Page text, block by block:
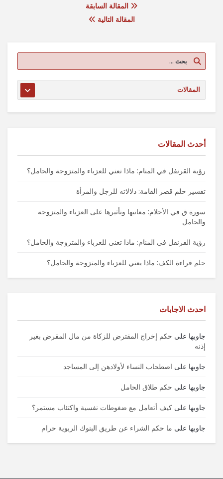
المقالة السابقة
المقالة التالية
أحدث المقالات
رؤية القرنفل في المنام: ماذا تعني للعزباء والمتزوجة والحامل؟
تفسير حلم قصر القامة: دلالاته للرجل والمرأة
سورة ق في الأحلام: معانيها وتأثيرها على العزباء والمتزوجة
والحامل
رؤية القرنفل في المنام: ماذا تعني للعزباء والمتزوجة والحامل؟
حلم قراءة الكف: ماذا يعني للعزباء والمتزوجة والحامل؟
احدث الاجابات
جاوبها على حكم إخراج المقترض للزكاة من مال المقرض بغير
إذنه
جاوبها على اصطحاب النساء لأولادهن إلى المساجد
جاوبها على حكم طلاق الحامل
جاوبها على كيف أتعامل مع ضغوطات نفسية واكتئاب مستمر؟
جاوبها على ما حكم الشراء عن طريق البنوك الربوية حرام